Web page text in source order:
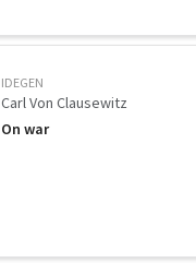
IDEGEN
Carl Von Clausewitz
On war